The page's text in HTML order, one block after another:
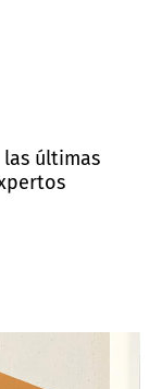
últimas